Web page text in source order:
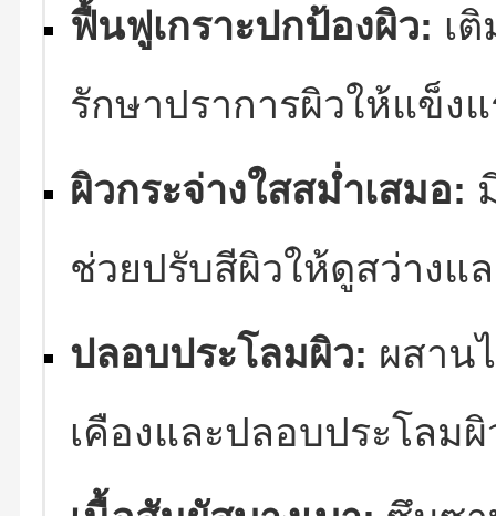
ฟื้นฟูเกราะปกป้องผิว: เ
รักษาปราการผิวให้แข็งแ
ผิวกระจ่างใสสม่ำเสมอ:
ช่วยปรับสีผิวให้ดูสว่างแ
ปลอบประโลมผิว: ผสาน
เคืองและปลอบประโลมผิ